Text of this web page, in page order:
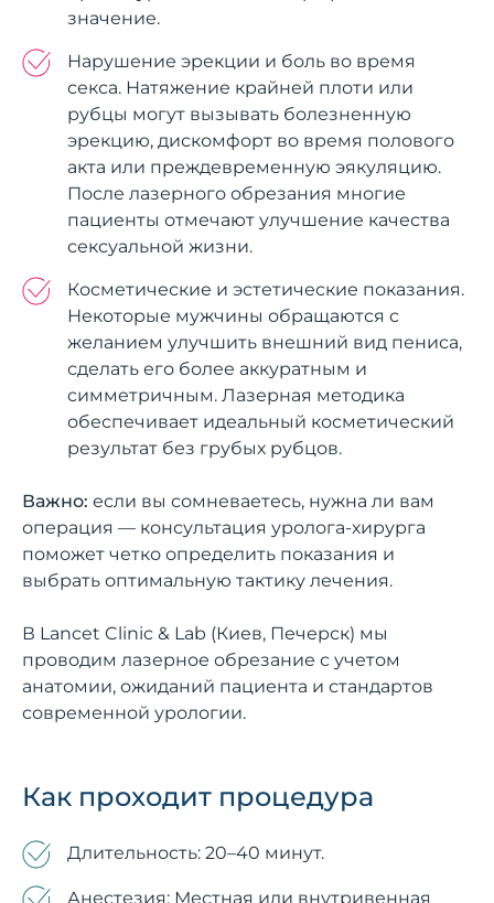
значение.
Нарушение эрекции и боль во время
секса. Натяжение крайней плоти или
рубцы могут вызывать болезненную
эрекцию, дискомфорт во время полового
акта или преждевременную эякуляцию.
После лазерного обрезания многие
пациенты отмечают улучшение качества
сексуальной жизни.
Косметические и эстетические показания.
Некоторые мужчины обращаются с
желанием улучшить внешний вид пениса,
сделать его более аккуратным и
симметричным. Лазерная методика
обеспечивает идеальный косметический
результат без грубых рубцов.
Важно: если вы сомневаетесь, нужна ли вам
операция — консультация уролога-хирурга
поможет четко определить показания и
выбрать оптимальную тактику лечения.
В Lancet Clinic & Lab (Киев, Печерск) мы
проводим лазерное обрезание с учетом
анатомии, ожиданий пациента и стандартов
современной урологии.
Как проходит процедура
Длительность: 20–40 минут.
Анестезия: Местная или внутривенная